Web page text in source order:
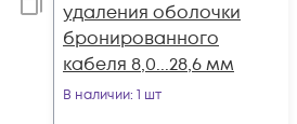
удаления оболочки
бронированного
кабеля 8,0...28,6 мм
В наличии: 1 шт